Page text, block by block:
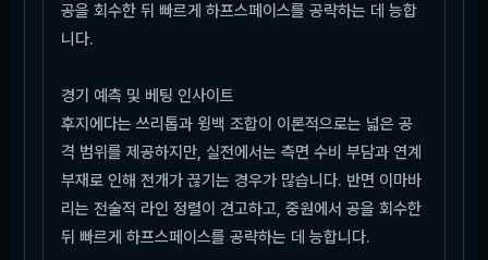
공을 회수한 뒤 빠르게 하프스페이스를 공략하는 데 능합
니다.
경기 예측 및 베팅 인사이트
후지에다는 쓰리톱과 윙백 조합이 이론적으로는 넓은 공
격 범위를 제공하지만, 실전에서는 측면 수비 부담과 연계
부재로 인해 전개가 끊기는 경우가 많습니다. 반면 이마바
리는 전술적 라인 정렬이 견고하고, 중원에서 공을 회수한
뒤 빠르게 하프스페이스를 공략하는 데 능합니다.